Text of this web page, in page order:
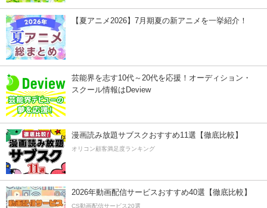
【夏アニメ2026】7月期夏の新アニメを一挙紹介！
芸能界を志す10代～20代を応援！オーディション・
スクール情報はDeview
漫画読み放題サブスクおすすめ11選【徹底比較】
オリコン顧客満足度ランキング
2026年動画配信サービスおすすめ40選【徹底比較】
CS動画配信サービス20選